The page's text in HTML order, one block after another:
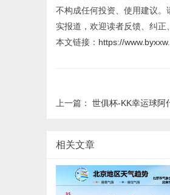
不构成任何投资、使用建议
实报道，欢迎读者反馈、纠正
本文链接： https://
上一篇： 世俱杯-KK幸运球阿
相关文章